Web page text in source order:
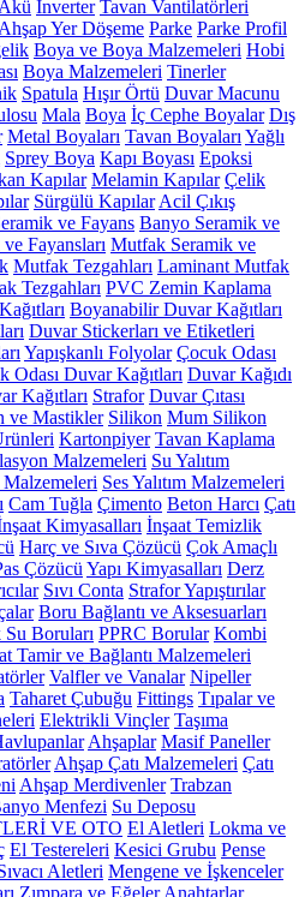
İnverter Tavan Vantilatörleri
Ahşap Yer Döşeme Parke Parke Profil
Boya ve Boya Malzemeleri Hobi
Boya Malzemeleri Tinerler
Spatula Hışır Örtü Duvar Macunu
Mala Boya İç Cephe Boyalar Dış
Metal Boyaları Tavan Boyaları Yağlı
Sprey Boya Kapı Boyası Epoksi
Kapılar Melamin Kapılar Çelik
Sürgülü Kapılar Acil Çıkış
ve Fayans Banyo Seramik ve
Fayansları Mutfak Seramik ve
Mutfak Tezgahları Laminant Mutfak
Tezgahları PVC Zemin Kaplama
Boyanabilir Duvar Kağıtları
Duvar Stickerları ve Etiketleri
Yapışkanlı Folyolar Çocuk Odası
Odası Duvar Kağıtları Duvar Kağıdı
Kağıtları Strafor Duvar Çıtası
ve Mastikler Silikon Mum Silikon
Kartonpiyer Tavan Kaplama
Malzemeleri Su Yalıtım
Malzemeleri Ses Yalıtım Malzemeleri
Cam Tuğla Çimento Beton Harcı Çatı
Kimyasalları İnşaat Temizlik
Harç ve Sıva Çözücü Çok Amaçlı
Çözücü Yapı Kimyasalları Derz
Sıvı Conta Strafor Yapıştırılar
Boru Bağlantı ve Aksesuarları
Su Boruları PPRC Borular Kombi
Tamir ve Bağlantı Malzemeleri
Valfler ve Vanalar Nipeller
Taharet Çubuğu Fittings Tıpalar ve
Elektrikli Vinçler Taşıma
Ahşaplar Masif Paneller
Ahşap Çatı Malzemeleri Çatı
Ahşap Merdivenler Trabzan
Menfezi Su Deposu
VE OTO El Aletleri Lokma ve
El Testereleri Kesici Grubu Pense
Aletleri Mengene ve İşkenceler
Zımpara ve Eğeler Anahtarlar